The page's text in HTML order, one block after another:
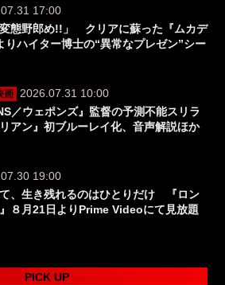
17:00
変態野郎め!!」 クリアに蘇った『ムカデ
りハイター博士の“異常なプレゼン”シー
画
2026.07.31 10:00
／ウェポンズ』監督の予測不能スリラ
アン』初ブルーレイ化、音声解説ほか
19:00
、生き残れるのはひとりだけ 『ロン
８月21日よりPrime Videoにて見放題
PICK UP